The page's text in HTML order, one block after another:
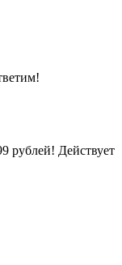
рублей! Действует